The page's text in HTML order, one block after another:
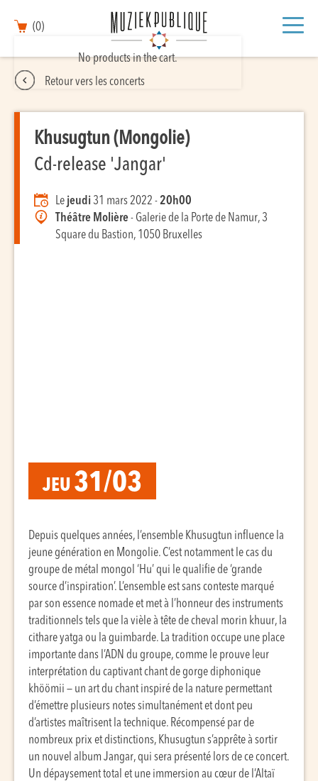
(0)
No products in the cart.
Retour vers les concerts
Khusugtun (Mongolie)
Cd-release 'Jangar'
Le jeudi 31 mars 2022 -20h00
Théâtre Molière- Galerie de la Porte de Namur, 3
Square du Bastion, 1050 Bruxelles
JEU 31/03
Depuis quelques années, l’ensemble Khusugtun influence la
jeune génération en Mongolie. C’est notamment le cas du
groupe de métal mongol ‘Hu’ qui le qualifie de ‘grande
source d’inspiration’. L’ensemble est sans conteste marqué
par son essence nomade et met à l’honneur des instruments
traditionnels tels que la vièle à tête de cheval morin khuur, la
cithare yatga ou la guimbarde. La tradition occupe une place
importante dans l’ADN du groupe, comme le prouve leur
interprétation du captivant chant de gorge diphonique
khöömii — un art du chant inspiré de la nature permettant
d’émettre plusieurs notes simultanément et dont peu
d’artistes maîtrisent la technique. Récompensé par de
nombreux prix et distinctions, Khusugtun s’apprête à sortir
un nouvel album Jangar, qui sera présenté lors de ce concert.
Un dépaysement total et une immersion au cœur de l’Altaï